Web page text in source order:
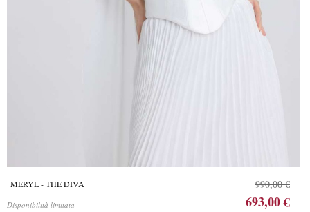
MERYL - THE DIVA
Disponibilità limitata
990,00 €
693,00 €